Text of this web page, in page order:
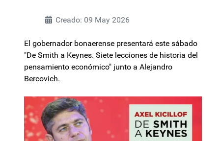
Creado: 09 May 2026
El gobernador bonaerense presentará este sábado
"De Smith a Keynes. Siete lecciones de historia del
pensamiento económico" junto a Alejandro
Bercovich.